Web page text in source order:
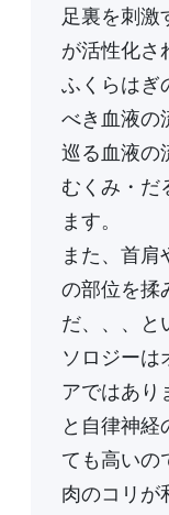
足裏を刺激
が活性化さ
ふくらはぎ
べき血液の
巡る血液の
むくみ・だ
ます。
また、首
の部位を揉
だ、、、と
ソロジーは
アではあり
と自律神経
ても高いの
肉のコリが